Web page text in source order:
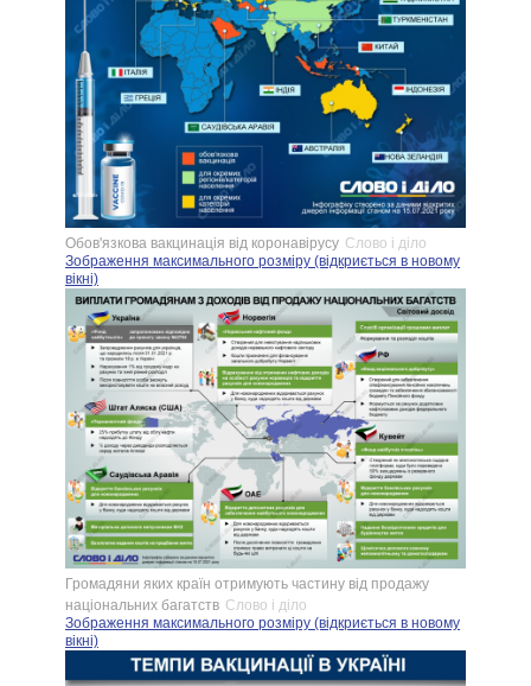
Обов'язкова вакцинація від коронавірусу Слово і діло
Зображення максимального розміру (відкриється в новому
вікні)
Громадяни яких країн отримують частину від продажу
національних багатств Слово і діло
Зображення максимального розміру (відкриється в новому
вікні)